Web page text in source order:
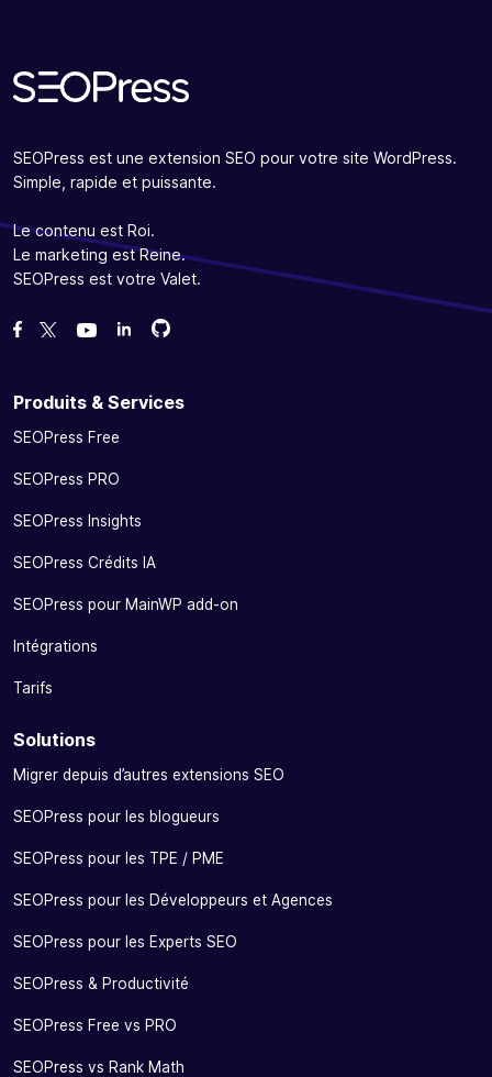
SEOPress est une extension SEO pour votre site WordPress.
Simple, rapide et puissante.
Le contenu est Roi.
Le marketing est Reine.
SEOPress est votre Valet.
Likez notre page Facebook
Suivez-nous sur Twitter
Nous voir sur YouTube
Forcez-nous sur GitHub
Forcez-nous sur GitHub
Produits & Services
SEOPress Free
SEOPress PRO
SEOPress Insights
SEOPress Crédits IA
SEOPress pour MainWP add-on
Intégrations
Tarifs
Solutions
Migrer depuis d’autres extensions SEO
SEOPress pour les blogueurs
SEOPress pour les TPE / PME
SEOPress pour les Développeurs et Agences
SEOPress pour les Experts SEO
SEOPress & Productivité
SEOPress Free vs PRO
SEOPress vs Rank Math